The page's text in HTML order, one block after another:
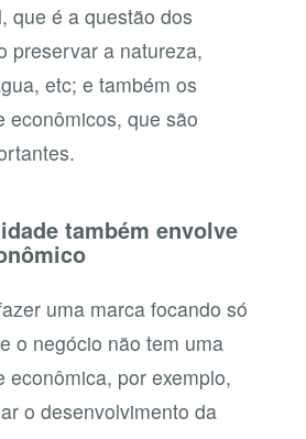
que é a questão dos
preservar a natureza,
etc; e também os
econômicos, que são
também envolve
uma marca focando só
o negócio não tem uma
econômica, por exemplo,
o desenvolvimento da